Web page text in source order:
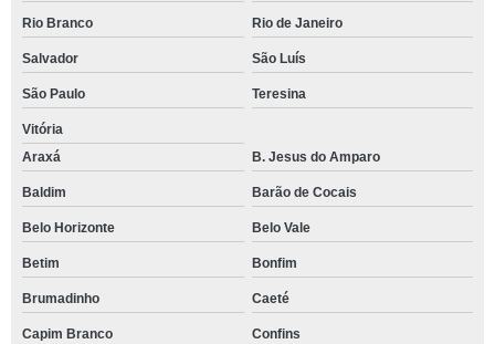
Rio Branco Rio de Janeiro
Salvador São Luís
São Paulo Teresina
Vitória
Araxá
B. Jesus do Amparo
Baldim Barão de Cocais
Belo Horizonte Belo Vale
Betim Bonfim
Brumadinho Caeté
Capim Branco Confins